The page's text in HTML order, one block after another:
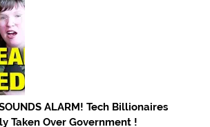
ALARM! Tech Billionaires
Taken Over Government !